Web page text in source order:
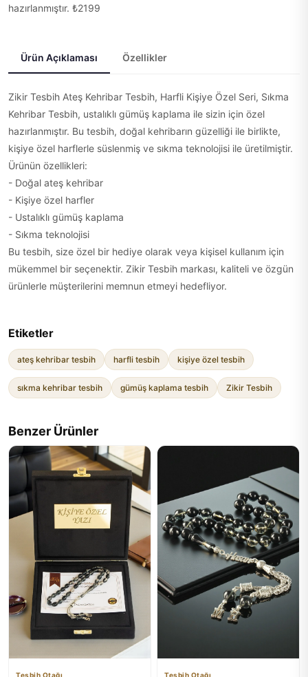
hazırlanmıştır. ₺2199
Ürün Açıklaması Özellikler
Zikir Tesbih Ateş Kehribar Tesbih, Harfli Kişiye Özel Seri, Sıkma
Kehribar Tesbih, ustalıklı gümüş kaplama ile sizin için özel
hazırlanmıştır. Bu tesbih, doğal kehribarın güzelliği ile birlikte,
kişiye özel harflerle süslenmiş ve sıkma teknolojisi ile üretilmiştir.
Ürünün özellikleri:
- Doğal ateş kehribar
- Kişiye özel harfler
- Ustalıklı gümüş kaplama
- Sıkma teknolojisi
Bu tesbih, size özel bir hediye olarak veya kişisel kullanım için
mükemmel bir seçenektir. Zikir Tesbih markası, kaliteli ve özgün
ürünlerle müşterilerini memnun etmeyi hedefliyor.
Etiketler
ateş kehribar tesbih harfli tesbih kişiye özel tesbih
sıkma kehribar tesbih gümüş kaplama tesbih Zikir Tesbih
Benzer Ürünler
Tesbih Otağı Tesbih Otağı